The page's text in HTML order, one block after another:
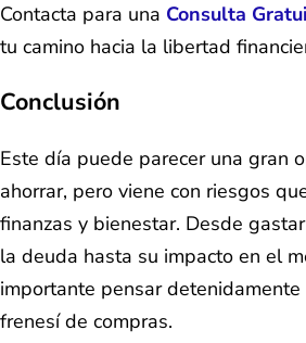
Contacta para una Consulta
tu camino hacia la libertad
Conclusión
Este día puede parecer una gran
ahorrar, pero viene con riesgos
finanzas y bienestar. Desde
la deuda hasta su impacto en el
importante pensar
frenesí de compras.